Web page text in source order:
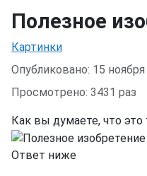
Полезное
Информация о материале
Картинки
Опубликовано: 15
Просмотрено: 3431 раз
Как вы думаете, что это
Ответ ниже